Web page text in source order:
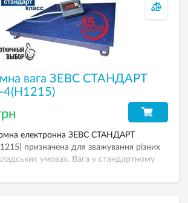
вага ЗЕВС СТАНДАРТ
електронна ЗЕВС СТАНДАРТ
призначена для зважування різних
умовах. Вага у стандартному
кг, дискретність — 200 г. Розмір